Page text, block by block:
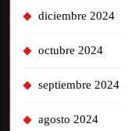
diciembre 2024
octubre 2024
septiembre 2024
agosto 2024